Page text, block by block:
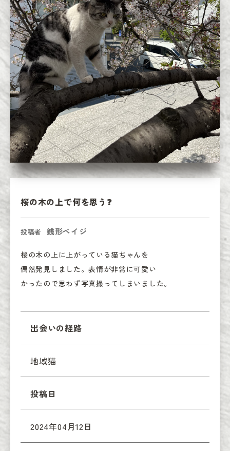
桜の木の上で何を思う❓
投稿者 銭形ペイジ
桜の木の上に上がっている猫ちゃんを
偶然発見しました。表情が非常に可愛い
かったので思わず写真撮ってしまいました。
出会いの経路
地域猫
投稿日
2024年04月12日